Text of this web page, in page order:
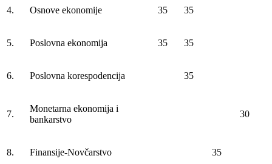
4. Osnove ekonomije 35 35
5. Poslovna ekonomija 35 35
6. Poslovna korespodencija 35
7.
Monetarna ekonomija i
bankarstvo
30
8. Finansije-Novčarstvo 35